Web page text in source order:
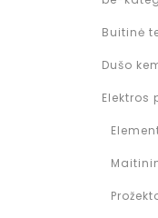
Buitinė
Dušo
Elektros